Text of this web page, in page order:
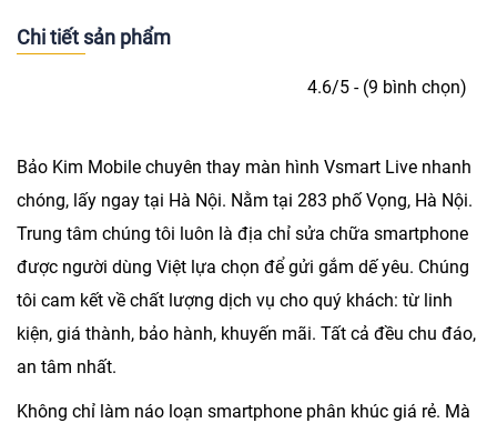
Chi tiết sản phẩm
4.6/5 - (9 bình chọn)
Bảo Kim Mobile chuyên thay màn hình Vsmart Live nhanh
chóng, lấy ngay tại Hà Nội. Nằm tại 283 phố Vọng, Hà Nội.
Trung tâm chúng tôi luôn là địa chỉ sửa chữa smartphone
được người dùng Việt lựa chọn để gửi gắm dế yêu. Chúng
tôi cam kết về chất lượng dịch vụ cho quý khách: từ linh
kiện, giá thành, bảo hành, khuyến mãi. Tất cả đều chu đáo,
an tâm nhất.
Không chỉ làm náo loạn smartphone phân khúc giá rẻ. Mà